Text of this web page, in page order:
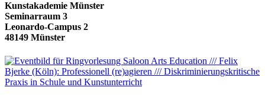
Kunstakademie Münster
Seminarraum 3
Leonardo-Campus 2
48149 Münster